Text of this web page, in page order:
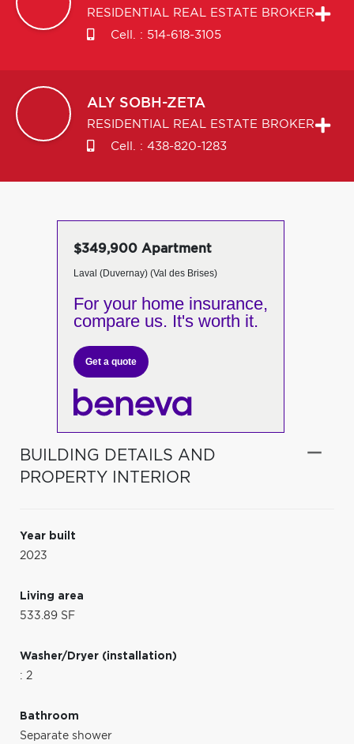
RESIDENTIAL REAL ESTATE BROKER
Cell. : 514-618-3105
ALY SOBH-ZETA
RESIDENTIAL REAL ESTATE BROKER
Cell. : 438-820-1283
$349,900 Apartment
Laval (Duvernay) (Val des Brises)
For your home insurance,
compare us. It's worth it.
Get a quote
BUILDING DETAILS AND
PROPERTY INTERIOR
Year built
2023
Living area
533.89 SF
Washer/Dryer (installation)
: 2
Bathroom
Separate shower